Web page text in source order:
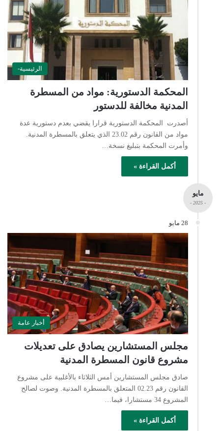
الرئيسية-
المحكمة الدستورية: مواد من المسطرة
المدنية مخالفة للدستور
أصدرت المحكمة الدستورية قرارا يقضي بعدم دستورية عدة
مواد من القانون رقم 23.02 الذي يتعلق بالمسطرة المدنية.
وأمرت المحكمة بتبليغ نسخة…
أكمل القراءة »
مايو
- 2025 -
28 مايو
أخبار عامة
مجلس المستشارين يصادق على تعديلات
مشروع قانون المسطرة المدنية
صادق مجلس المستشارين أمس الثلاثاء بالأغلبية على مشروع
القانون رقم 02.23 المتعلق بالمسطرة المدنية. وصوت لصالح
المشروع 34 مستشارا، فيما…
أكمل القراءة »